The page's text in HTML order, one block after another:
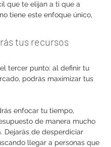
que te elijan a ti que a
tiene este enfoque único,
tus recursos
tercer punto: al definir tu
podrás maximizar tus
enfocar tu tiempo,
de manera mucho
Dejarás de desperdiciar
llegar a personas que